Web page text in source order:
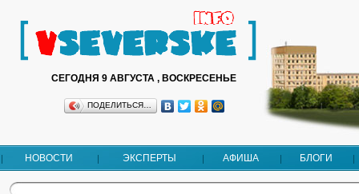
СЕГОДНЯ 9 АВГУСТА , ВОСКРЕСЕНЬЕ
ПОДЕЛИТЬСЯ…
НОВОСТИ ЭКСПЕРТЫ АФИША БЛОГИ